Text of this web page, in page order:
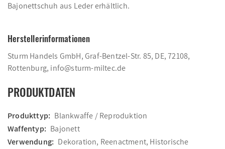
Bajonettschuh aus Leder erhältlich.
Herstellerinformationen
Sturm Handels GmbH, Graf-Bentzel-Str. 85, DE, 72108,
Rottenburg, info@sturm-miltec.de
PRODUKTDATEN
Produkttyp: Blankwaffe / Reproduktion
Waffentyp: Bajonett
Verwendung: Dekoration, Reenactment, Historische